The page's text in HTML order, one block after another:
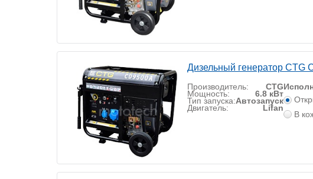
Дизельный генератор CTG
Производитель: CTG
Мощность: 6.8 кВт
Тип запуска:Автозапуск
Двигатель: Lifan
В